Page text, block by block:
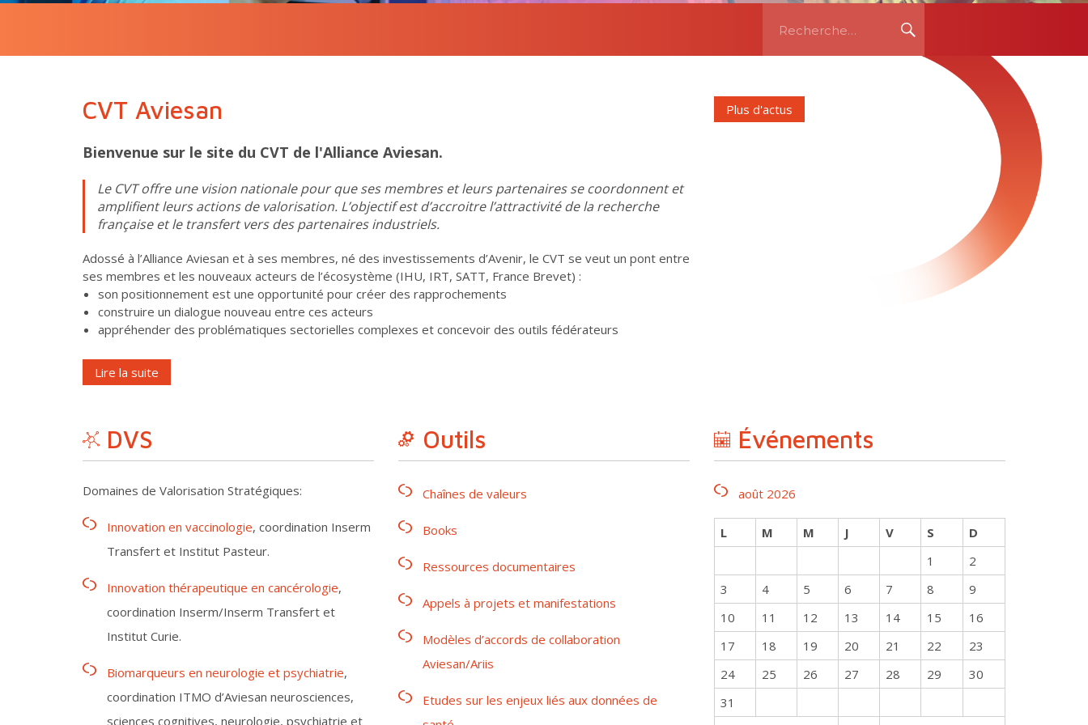
Recherche
CVT Aviesan
Bienvenue sur le site du CVT de l'Alliance Aviesan.
Le CVT offre une vision nationale pour que ses membres et leurs partenaires se coordonnent et
amplifient leurs actions de valorisation. L’objectif est d’accroitre l’attractivité de la recherche
française et le transfert vers des partenaires industriels.
Adossé à l’Alliance Aviesan et à ses membres, né des investissements d’Avenir, le CVT se veut un pont entre
ses membres et les nouveaux acteurs de l’écosystème (IHU, IRT, SATT, France Brevet) :
son positionnement est une opportunité pour créer des rapprochements
construire un dialogue nouveau entre ces acteurs
appréhender des problématiques sectorielles complexes et concevoir des outils fédérateurs
Lire la suite
Plus d'actus
DVS
Domaines de Valorisation Stratégiques:
Innovation en vaccinologie, coordination Inserm
Transfert et Institut Pasteur.
Innovation thérapeutique en cancérologie,
coordination Inserm/Inserm Transfert et
Institut Curie.
Biomarqueurs en neurologie et psychiatrie,
coordination ITMO d’Aviesan neurosciences,
sciences cognitives, neurologie, psychiatrie et
Outils
Chaînes de valeurs
Books
Ressources documentaires
Appels à projets et manifestations
Modèles d’accords de collaboration
Aviesan/Ariis
Etudes sur les enjeux liés aux données de
Événements
août 2026
L M M J V S
D
1
2
3
4 5 6 7 8
9
10
11 12 13 14 15
16
17
18 19 20 21 22
23
24
25 26 27 28 29
30
31